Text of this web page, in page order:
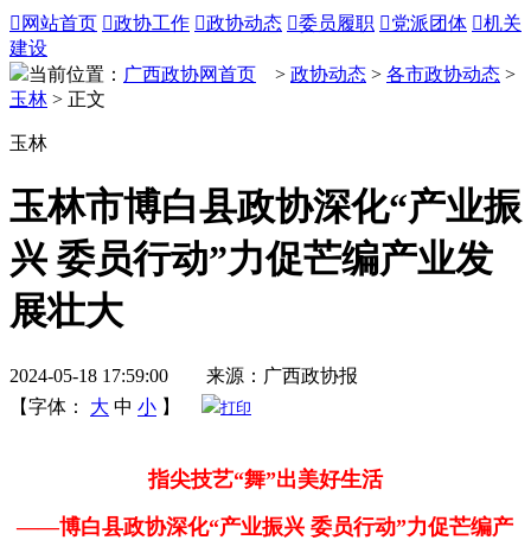
 网站首页 政协工作 政协动态 委员履职 党派团体 机关
建设
当前位置： 广西政协网首页 > 政协动态 > 各市政协动态 >
玉林 > 正文
玉林
玉林市博白县政协深化“产业振
兴 委员行动”力促芒编产业发
展壮大
2024-05-18 17:59:00 来源：广西政协报
【字体：
大 中 小 】 打印
指尖技艺“舞”出美好生活
——博白县政协深化“产业振兴 委员行动”力促芒编产